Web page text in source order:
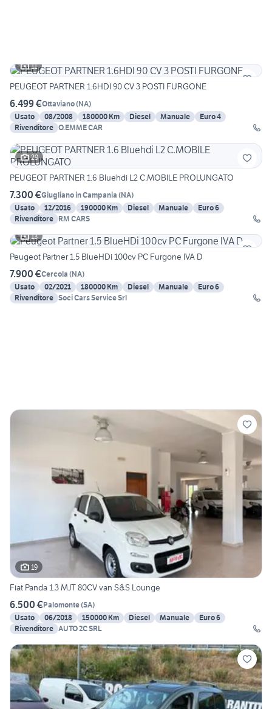
11
PEUGEOT PARTNER 1.6HDI 90 CV 3 POSTI FURGONE
6.499 €Ottaviano(NA)
Usato
08/2008 180000 Km Diesel Manuale
Euro 4
Rivenditore O.EMME CAR
29
PEUGEOT PARTNER 1.6 Bluehdi L2 C.MOBILE PROLUNGATO
7.300 €Giugliano in Campania (NA)
Usato
12/2016 190000 Km Diesel Manuale
Euro 6
Rivenditore RM CARS
13
Peugeot Partner 1.5 BlueHDi 100cv PC Furgone IVA D
7.900 €Cercola (NA)
Usato
02/2021 180000 Km Diesel Manuale
Euro 6
Rivenditore Soci Cars Service Srl
19
Fiat Panda 1.3 MJT 80CV van S&S Lounge
6.500 €Palomonte(SA)
Usato
06/2018 150000 Km Diesel Manuale
Euro 6
Rivenditore AUTO 2C SRL